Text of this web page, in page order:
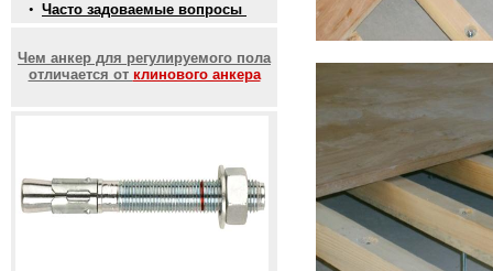
• Часто задоваемые вопросы
Чем анкер для регулируемого пола
отличается от клинового анкера